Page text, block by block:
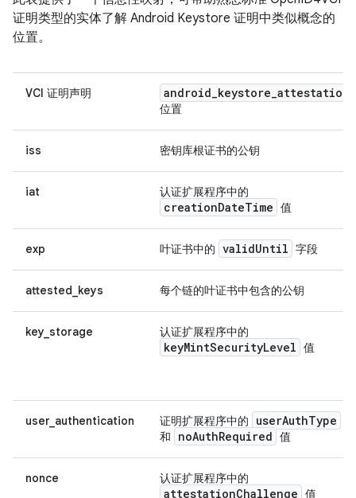
证明类型的实体了解 Android Keystore 证明中类似概念的
位置。
VCI 证明声明 android_keystore_attestation
位置
iss 密钥库根证书的公钥
iat 认证扩展程序中的
creationDateTime 值
exp 叶证书中的 validUntil 字段
attested_keys 每个链的叶证书中包含的公钥
key_storage 认证扩展程序中的
keyMintSecurityLevel 值
user_authentication 证明扩展程序中的 userAuthType
和 noAuthRequired 值
nonce 认证扩展程序中的
attestationChallenge 值